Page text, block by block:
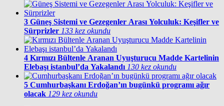
3 Güneş Sistemi ve Gezegenler Arası Yolculuk: Keşifler ve
Sürprizler 133 kez okundu
4 Kırmızı Bültenle Aranan Uyuşturucu Madde Kartelinin
Elebaşı istanbul’da Yakalandı 130 kez okundu
5 Cumhurbaşkanı Erdoğan’ın bugünkü programı ağır
olacak 129 kez okundu